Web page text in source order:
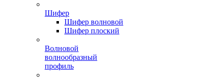
Шифер
Шифер волновой
Шифер плоский
Волновой
волнообразный
профиль